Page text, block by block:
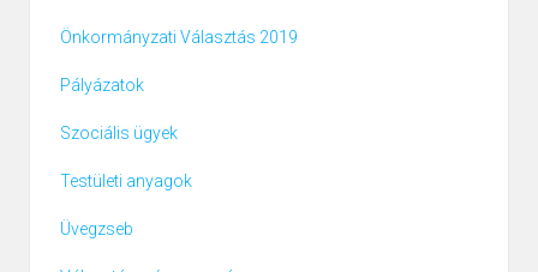
Önkormányzati Választás 2019
Pályázatok
Szociális ügyek
Testületi anyagok
Üvegzseb